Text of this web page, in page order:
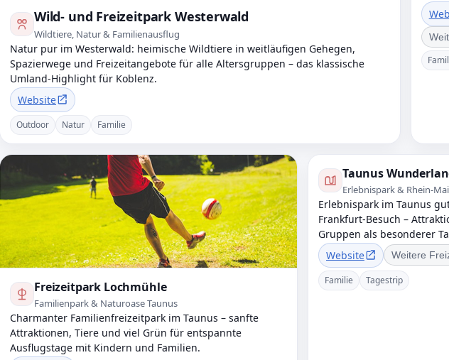
Wild- und Freizeitpark Westerwald
Wildtiere, Natur & Familienausflug
Natur pur im Westerwald: heimische Wildtiere in weitläufigen Gehegen,
Spazierwege und Freizeitangebote für alle Altersgruppen – das klassische
Umland-Highlight für Koblenz.
Website
Outdoor Natur Familie
Freizeitpark Lochmühle
Familienpark & Naturoase Taunus
Charmanter Familienfreizeitpark im Taunus – sanfte
Attraktionen, Tiere und viel Grün für entspannte
Ausflugstage mit Kindern und Familien.
Taunus
Erlebnispark & Rhein-
Erlebnispark im Taunus
Frankfurt-Besuch –
Gruppen als besonderer
Website
Weitere
Familie Tagestrip